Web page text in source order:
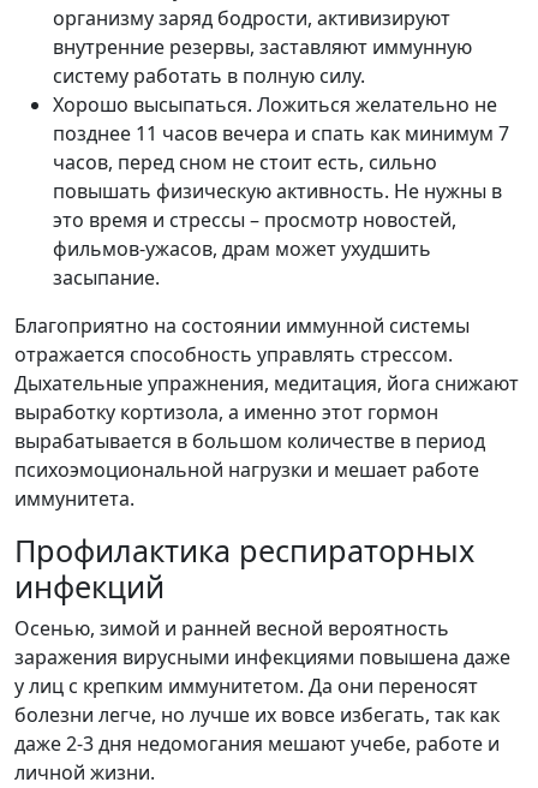
организму заряд бодрости, активизируют
внутренние резервы, заставляют иммунную
систему работать в полную силу.
Хорошо высыпаться. Ложиться желательно не
позднее 11 часов вечера и спать как минимум 7
часов, перед сном не стоит есть, сильно
повышать физическую активность. Не нужны в
это время и стрессы – просмотр новостей,
фильмов-ужасов, драм может ухудшить
засыпание.
Благоприятно на состоянии иммунной системы
отражается способность управлять стрессом.
Дыхательные упражнения, медитация, йога снижают
выработку кортизола, а именно этот гормон
вырабатывается в большом количестве в период
психоэмоциональной нагрузки и мешает работе
иммунитета.
Профилактика респираторных
инфекций
Осенью, зимой и ранней весной вероятность
заражения вирусными инфекциями повышена даже
у лиц с крепким иммунитетом. Да они переносят
болезни легче, но лучше их вовсе избегать, так как
даже 2-3 дня недомогания мешают учебе, работе и
личной жизни.